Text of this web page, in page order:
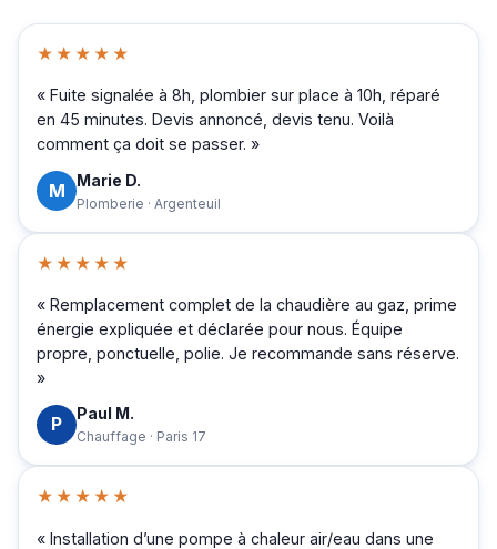
★★★★★
« Fuite signalée à 8h, plombier sur place à 10h, réparé
en 45 minutes. Devis annoncé, devis tenu. Voilà
comment ça doit se passer. »
M Marie D.
Plomberie · Argenteuil
★★★★★
« Remplacement complet de la chaudière au gaz, prime
énergie expliquée et déclarée pour nous. Équipe
propre, ponctuelle, polie. Je recommande sans réserve.
»
P Paul M.
Chauffage · Paris 17
★★★★★
« Installation d’une pompe à chaleur air/eau dans une